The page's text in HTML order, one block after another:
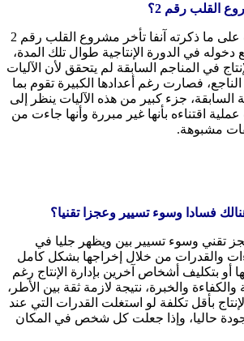
القلب رقم 2؟
ولد الشيباني: سيترتب على ما ذكرته آنفا تأخر مشروع القلب رقم 2
في الدورة الإنتاجية طوال تلك المدة،
في المناجم السابقة لم يتحقق لأن الآليات
فصارت رغم أعدادها الكبيرة تقوم بما
السابقة، جزء كبير من هذه الآليات ينظر إلى
اقتناءه بأنها غير مبررة وأنها جاءت من
مشبوهة.
فسادا وسوء تسيير وعجزا تقنيا؟
تقني وسوء تسيير بين ويظهر جليا في
والقدرات من خلال إخراجها بشكل كامل
أو بتكليف أشخاص آخرين بإدارة الإنتاج رغم
والكفاءة والخبرة، نتيجة لازمة ثقة بين الأطر،
بأقل تكلفة لو استغلت القدرات التي عند
حاليا، وإذا جعلت كل شخص في المكان